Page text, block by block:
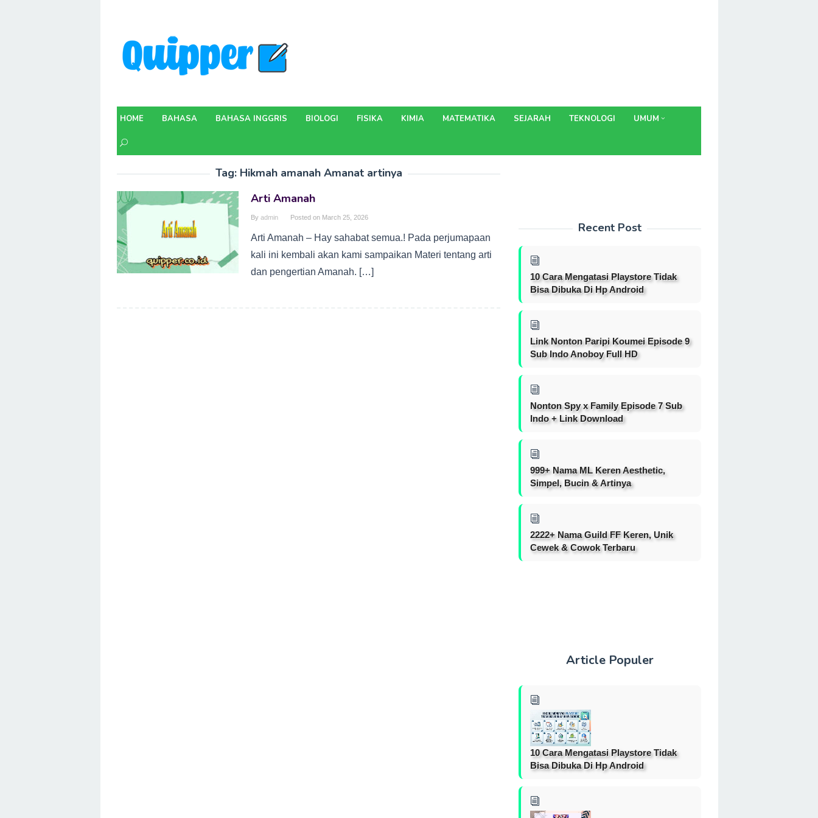
content
HOME BAHASA BAHASA INGGRIS BIOLOGI FISIKA KIMIA MATEMATIKA SEJARAH TEKNOLOGI UMUM
Tag: Hikmah amanah Amanat artinya
Arti Amanah
By admin Posted on March 25, 2026
Arti Amanah – Hay sahabat semua.! Pada perjumapaan
kali ini kembali akan kami sampaikan Materi tentang arti
dan pengertian Amanah. […]
Recent Post
10 Cara Mengatasi Playstore Tidak
Bisa Dibuka Di Hp Android
Link Nonton Paripi Koumei Episode 9
Sub Indo Anoboy Full HD
Nonton Spy x Family Episode 7 Sub
Indo + Link Download
999+ Nama ML Keren Aesthetic,
Simpel, Bucin & Artinya
2222+ Nama Guild FF Keren, Unik
Cewek & Cowok Terbaru
Article Populer
10 Cara Mengatasi Playstore Tidak
Bisa Dibuka Di Hp Android